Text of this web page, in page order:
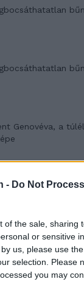
- Do Not
of the sale, sharing
or sensitive
us, please use
selection. Please
you may
Genovéva, a
12. rész
11. rész